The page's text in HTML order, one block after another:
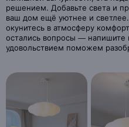
решением. Добавьте света и
ваш дом ещё уютнее и
окунитесь в атмосферу
остались вопросы — напишите
удовольствием поможем